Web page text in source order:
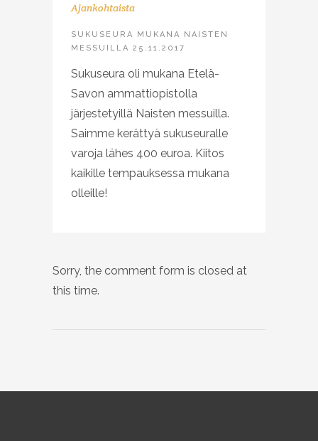
Ajankohtaista
SUKUSEURA MUKANA NAISTEN
MESSUILLA 25.11.2017
Sukuseura oli mukana Etelä-
Savon ammattiopistolla
järjestetyillä Naisten messuilla.
Saimme kerättyä sukuseuralle
varoja lähes 400 euroa. Kiitos
kaikille tempauksessa mukana
olleille!
Sorry, the comment form is closed at
this time.